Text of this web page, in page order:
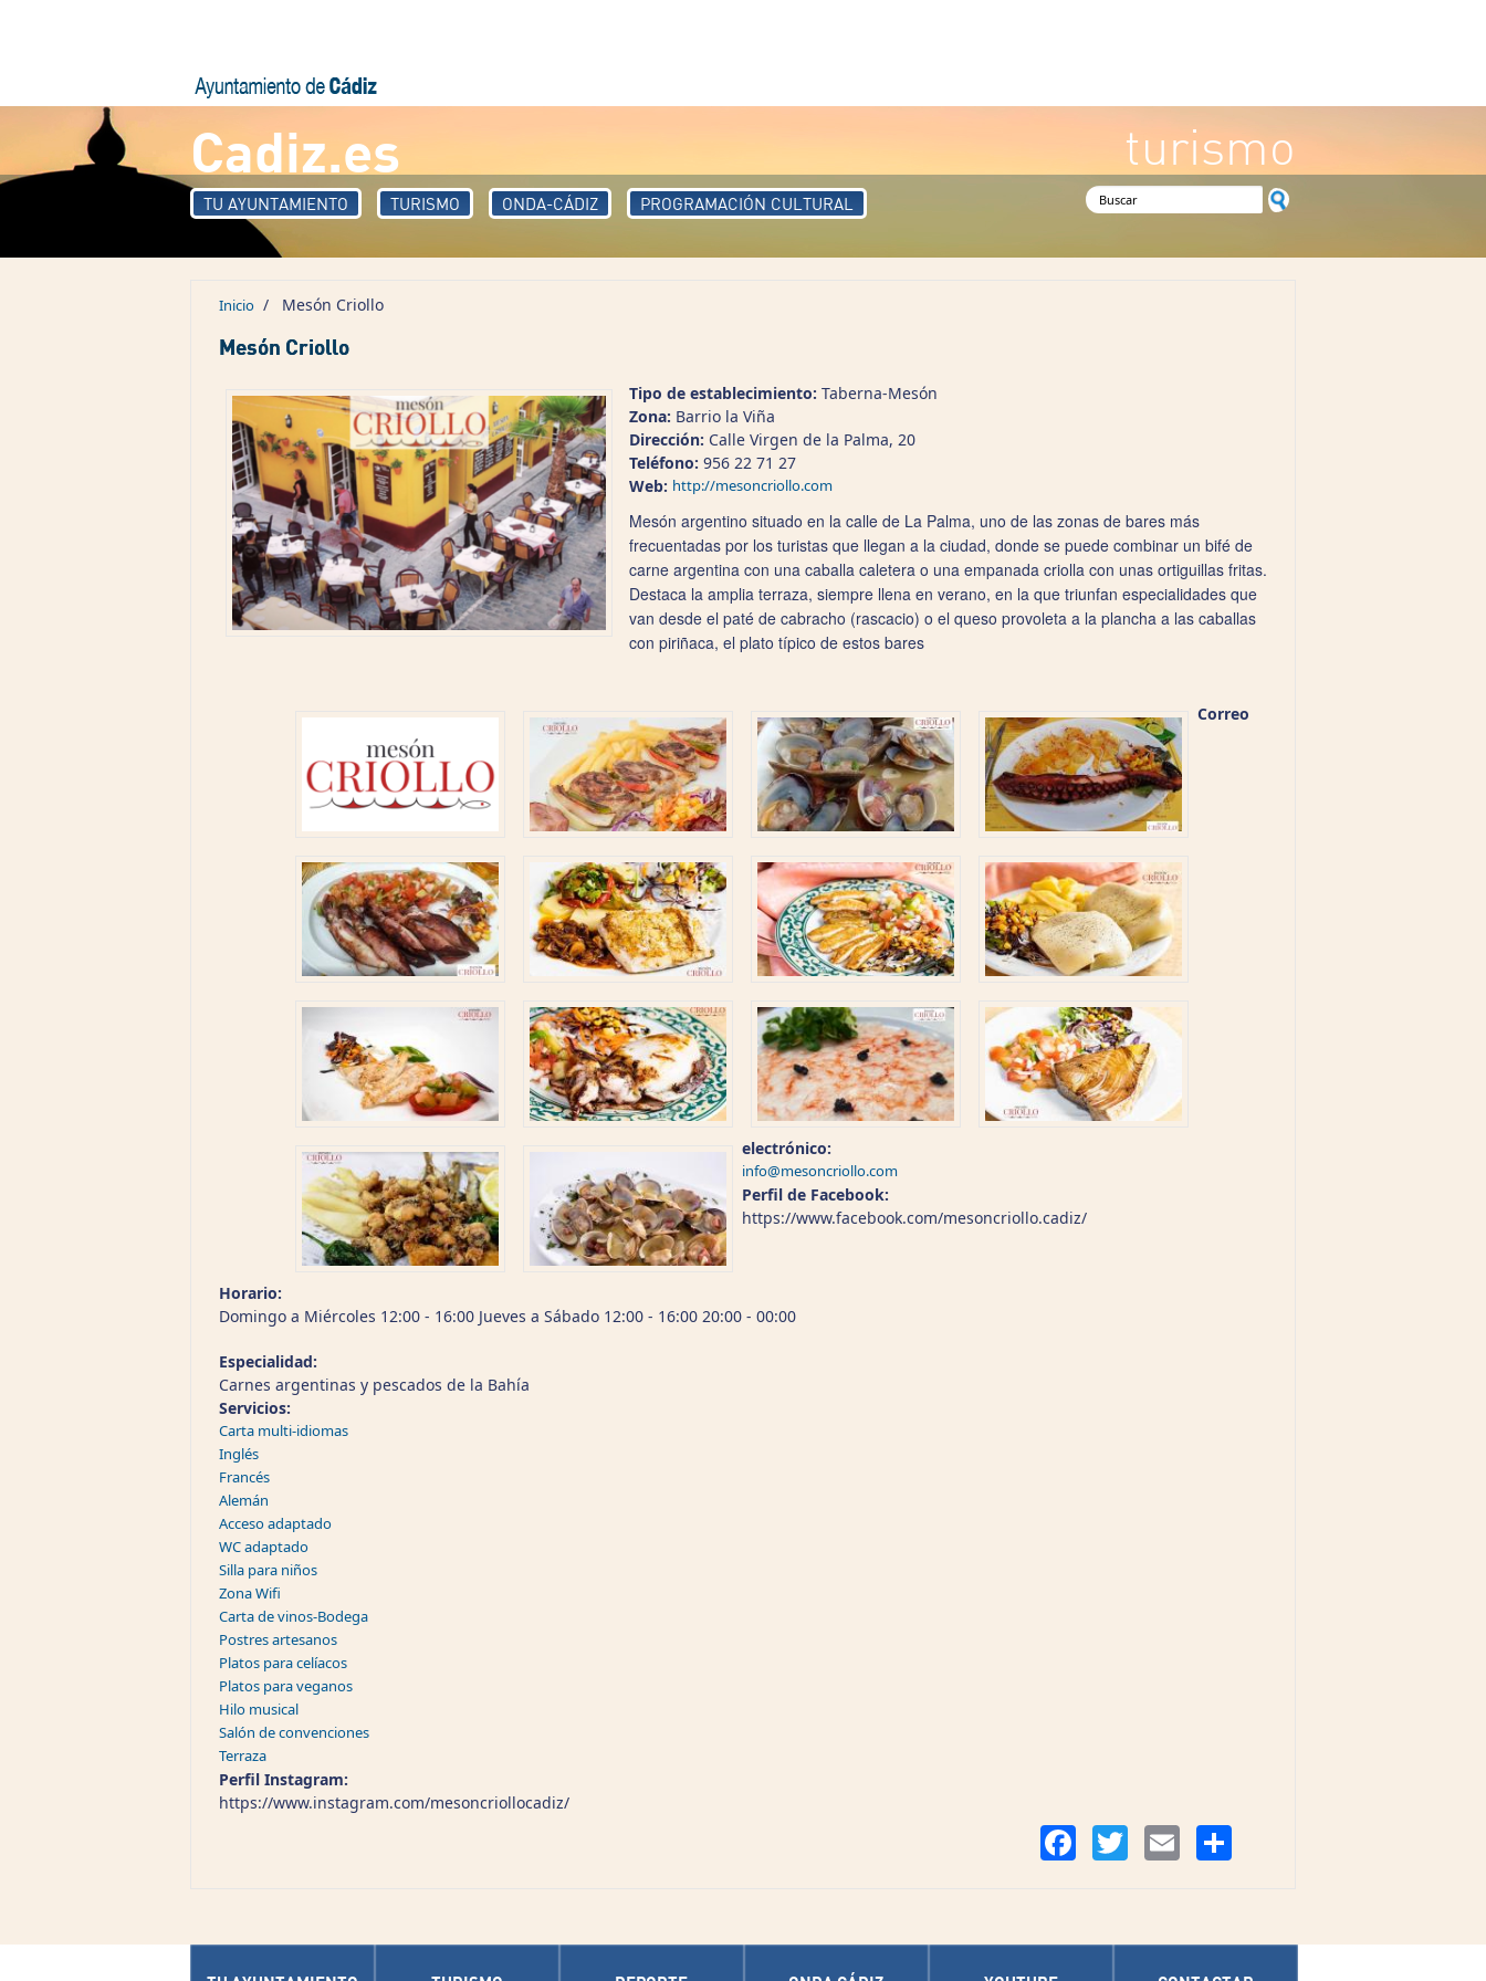
Cadiz.es turismo
TU AYUNTAMIENTO TURISMO ONDA-CÁDIZ PROGRAMACIÓN CULTURAL Formulario de búsqueda
Inicio / Mesón Criollo
Mesón Criollo
Tipo de establecimiento: Taberna-Mesón
Zona: Barrio la Viña
Dirección: Calle Virgen de la Palma, 20
Teléfono: 956 22 71 27
Web: http://mesoncriollo.com
Mesón argentino situado en la calle de La Palma, uno de las zonas de bares más
frecuentadas por los turistas que llegan a la ciudad, donde se puede combinar un bifé de
carne argentina con una caballa caletera o una empanada criolla con unas ortiguillas fritas.
Destaca la amplia terraza, siempre llena en verano, en la que triunfan especialidades que
van desde el paté de cabracho (rascacio) o el queso provoleta a la plancha a las caballas
con piriñaca, el plato típico de estos bares
Correo
electrónico:
info@mesoncriollo.com
Perfil de Facebook:
https://www.facebook.com/mesoncriollo.cadiz/
Horario:
Domingo a Miércoles 12:00 - 16:00 Jueves a Sábado 12:00 - 16:00 20:00 - 00:00
Especialidad:
Carnes argentinas y pescados de la Bahía
Servicios:
Carta multi-idiomas
Inglés
Francés
Alemán
Acceso adaptado
WC adaptado
Silla para niños
Zona Wifi
Carta de vinos-Bodega
Postres artesanos
Platos para celíacos
Platos para veganos
Hilo musical
Salón de convenciones
Terraza
Perfil Instagram:
https://www.instagram.com/mesoncriollocadiz/
FacebookTwitter Email